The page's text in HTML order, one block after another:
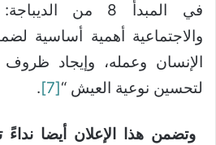
في المبدأ 8 من
والاجتماعية أهمية أساسية
الإنسان وعمله، وإيجاد
لتحسين نوعية العيش “[7]
.
وتضمن هذا الإعلان أيضا نداءً